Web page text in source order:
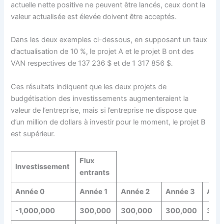
actuelle nette positive ne peuvent être lancés, ceux dont la
valeur actualisée est élevée doivent être acceptés.
Dans les deux exemples ci-dessous, en supposant un taux
d’actualisation de 10 %, le projet A et le projet B ont des
VAN respectives de 137 236 $ et de 1 317 856 $.
Ces résultats indiquent que les deux projets de
budgétisation des investissements augmenteraient la
valeur de l’entreprise, mais si l’entreprise ne dispose que
d’un million de dollars à investir pour le moment, le projet B
est supérieur.
Investissement
Flux
entrants
Année 0 Année 1 Année 2 Année 3
-1,000,000 300,000 300,000 300,000